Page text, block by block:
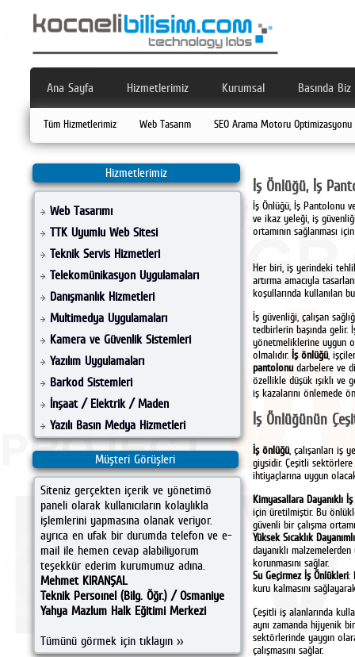
Ana Sayfa Hizmetlerimiz Kurumsal Basında Biz
Tüm Hizmetlerimiz Web Tasarım SEO Arama Motoru Optimizasyonu
Hizmetlerimiz
Web Tasarımı
TTK Uyumlu Web Sitesi
Teknik Servis Hizmetleri
Telekomünikasyon Uygulamaları
Danışmanlık Hizmetleri
Multimedya Uygulamaları
Kamera ve Güvenlik Sistemleri
Yazılım Uygulamaları
Barkod Sistemleri
İnşaat / Elektrik / Maden
Yazılı Basın Medya Hizmetleri
Müşteri Görüşleri
Siteniz gerçekten içerik ve yönetimö
paneli olarak kullanıcıların kolaylıkla
işlemlerini yapmasına olanak veriyor.
ayrıca en ufak bir durumda telefon ve e-
mail ile hemen cevap alabiliyorum
teşekkür ederim kurumumuz adına.
Mehmet KIRANŞAL
Teknik Persoınel (Bilg. Öğr.) / Osmaniye
Yahya Mazlum Halk Eğitimi Merkezi
Tümünü görmek için tıklayın >>
İş Önlüğü, İş
İş Önlüğü, İş Pantolonu
ve ikaz yeleği, iş
ortamının sağlanması
Her biri, iş yerindeki
artırma amacıyla
koşullarında kullanılan
İş güvenliği, çalışan
tedbirlerin başında gelir.
yönetmeliklerine uygun
olmalıdır. İş önlüğü,
pantolonudarbelere ve
özellikle düşük ışıklı ve
iş kazalarını önlemede
İş Önlüğünün
İş önlüğü, çalışanları iş
giysidir. Çeşitli
ihtiyaçlarına uygun
Kimyasallara Dayanıklı
için üretilmiştir. Bu
güvenli bir çalışma
Yüksek Sıcaklık
dayanıklı
korunmasını sağlar.
Su Geçirmez İş Önlükleri:
kuru kalmasını
Çeşitli iş alanlarında
aynı zamanda hijyenik
sektörlerinde yaygın
çalışmasını sağlar.